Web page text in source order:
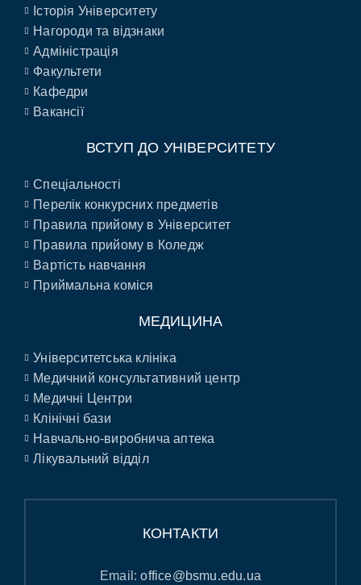
Історія Університету
Нагороди та відзнаки
Адміністрація
Факультети
Кафедри
Вакансії
ВСТУП ДО УНІВЕРСИТЕТУ
Спеціальності
Перелік конкурсних предметів
Правила прийому в Університет
Правила прийому в Коледж
Вартість навчання
Приймальна коміся
МЕДИЦИНА
Університетська клініка
Медичний консультативний центр
Медичні Центри
Клінічні бази
Навчально-виробнича аптека
Лікувальний відділ
КОНТАКТИ
Email:office@bsmu.edu.ua